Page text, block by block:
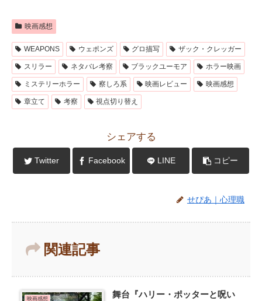
映画感想
WEAPONS ウェポンズ グロ描写 ザック・クレッガー
スリラー ネタバレ考察 ブラックユーモア ホラー映画
ミステリーホラー 察しろ系 映画レビュー 映画感想
章立て 考察 視点切り替え
シェアする
Twitter Facebook LINE コピー
せぴあ｜心理職
関連記事
映画感想
舞台『ハリー・ポッターと呪い